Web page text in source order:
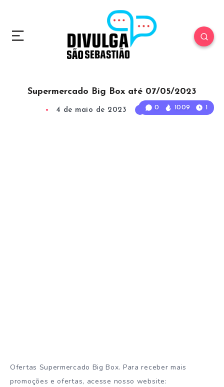
0 1009 1
Supermercado Big Box até 07/05/2023
4 de maio de 2023 Min Read
Ofertas Supermercado Big Box. Para receber mais
promoções e ofertas, acesse nosso website: